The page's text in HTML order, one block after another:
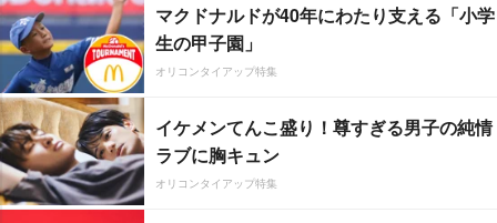
マクドナルドが40年にわたり支える「小学
生の甲子園」
オリコンタイアップ特集
イケメンてんこ盛り！尊すぎる男子の純情
ラブに胸キュン
オリコンタイアップ特集